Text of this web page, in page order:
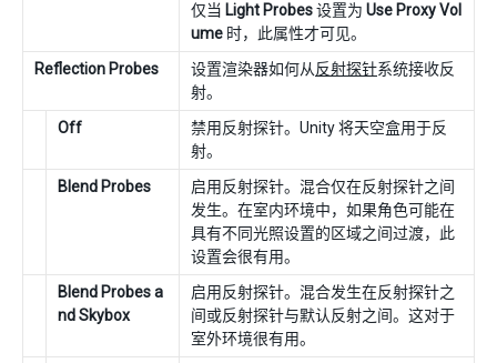
仅当 Light Probes设置为 Use Proxy Vol
ume 时，此属性才可见。
Reflection Probes
设置渲染器如何从反射探针系统接收反
射。
Off
禁用反射探针。Unity 将天空盒用于反
射。
Blend Probes
启用反射探针。混合仅在反射探针之间
发生。在室内环境中，如果角色可能在
具有不同光照设置的区域之间过渡，此
设置会很有用。
Blend Probes a
nd Skybox
启用反射探针。混合发生在反射探针之
间或反射探针与默认反射之间。这对于
室外环境很有用。